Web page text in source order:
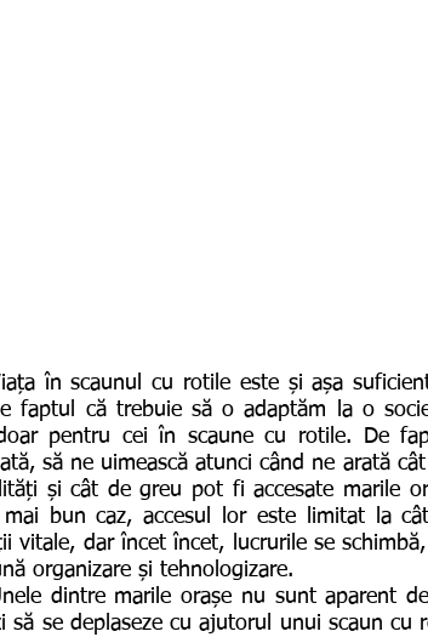
faptul că trebuie să o adaptăm la o
pentru cei în scaune cu rotile. De
să ne uimească atunci când ne arată
și cât de greu pot fi accesate marile
bun caz, accesul lor este limitat la
vitale, dar încet încet, lucrurile se
organizare și tehnologizare.
să se deplaseze cu ajutorul unui scaun cu